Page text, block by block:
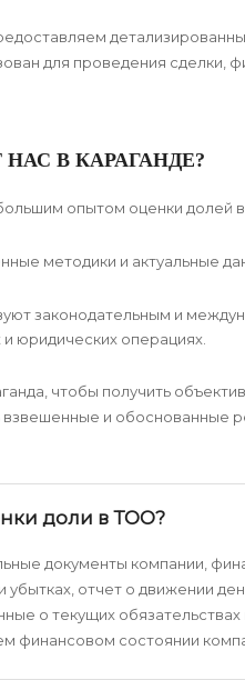
для проведения сделки,
В КАРАГАНДЕ?
опытом оценки долей
методики и актуальные
законодательным и
юридических операциях.
чтобы получить
и обоснованные
доли в ТОО?
документы компании,
убытках, отчет о движении
о текущих
финансовом состоянии